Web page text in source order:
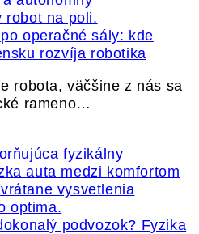
operačné sály: kde
rozvíja robotika
robota, väčšine z nás sa
rameno…
podvozok? Fyzika